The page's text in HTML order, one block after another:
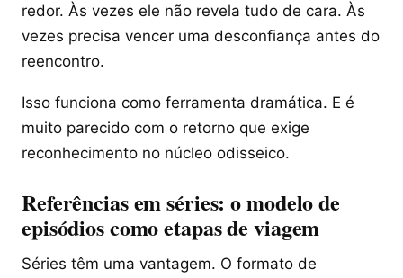
redor. Às vezes ele não revela tudo de cara. Às
vezes precisa vencer uma desconfiança antes do
reencontro.
Isso funciona como ferramenta dramática. E é
muito parecido com o retorno que exige
reconhecimento no núcleo odisseico.
Referências em séries: o modelo de
episódios como etapas de viagem
Séries têm uma vantagem. O formato de